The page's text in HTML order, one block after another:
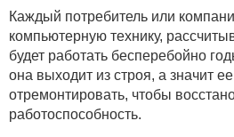
Каждый потребитель или
компьютерную технику,
будет работать бесперебойно
она выходит из строя, а значит
отремонтировать, чтобы
работоспособность.